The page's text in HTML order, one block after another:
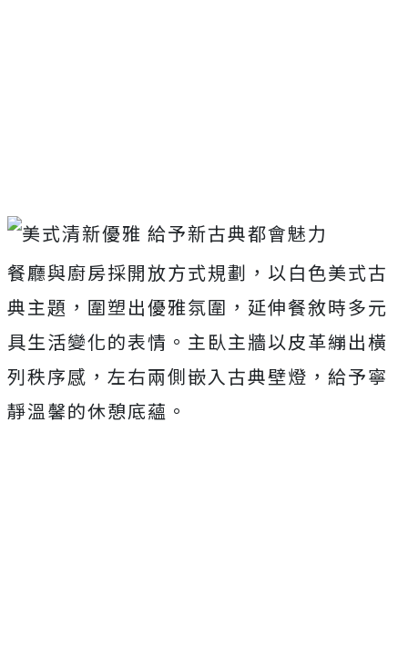
餐廳與廚房採開放方式規劃，以白色美式古
典主題，圍塑出優雅氛圍，延伸餐敘時多元
具生活變化的表情。主臥主牆以皮革繃出橫
列秩序感，左右兩側嵌入古典壁燈，給予寧
靜溫馨的休憩底蘊。